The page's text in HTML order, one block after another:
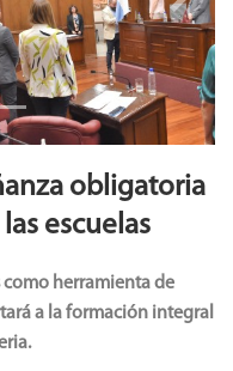
Next
obligatoria
escuelas
herramienta de